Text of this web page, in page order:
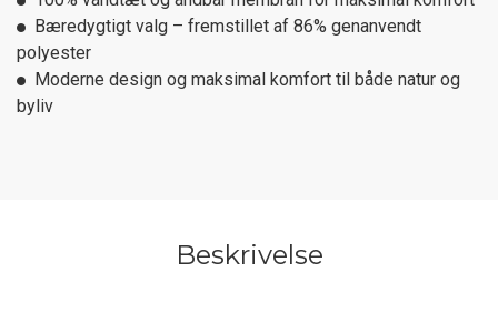
Bæredygtigt valg – fremstillet af 86% genanvendt
polyester
Moderne design og maksimal komfort til både natur og
byliv
Beskrivelse